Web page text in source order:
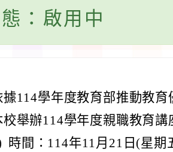
：啟用中
據114學年度教育部推動教
校舉辦114學年度親職教育
時間：114年11月21日(星